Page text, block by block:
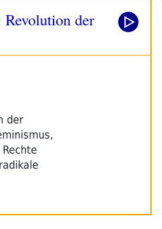
Revolution der
der